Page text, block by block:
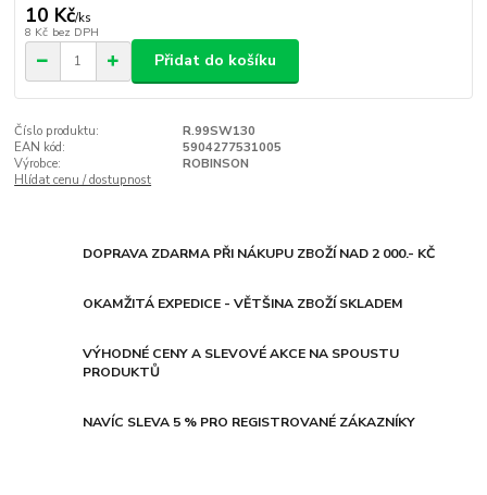
10 Kč/ks
8 Kč bez DPH
Přidat do košíku
Číslo produktu:
R.99SW130
EAN kód:
5904277531005
Výrobce:
ROBINSON
Hlídat cenu / dostupnost
DOPRAVA ZDARMA PŘI NÁKUPU ZBOŽÍ NAD 2 000.- KČ
OKAMŽITÁ EXPEDICE - VĚTŠINA ZBOŽÍ SKLADEM
VÝHODNÉ CENY A SLEVOVÉ AKCE NA SPOUSTU
PRODUKTŮ
NAVÍC SLEVA 5 % PRO REGISTROVANÉ ZÁKAZNÍKY